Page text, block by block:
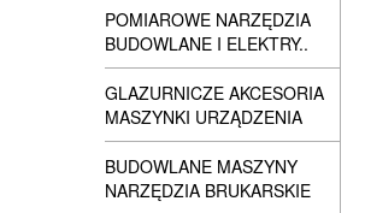
POMIAROWE NARZĘDZIA
BUDOWLANE I ELEKTRY..
GLAZURNICZE AKCESORIA
MASZYNKI URZĄDZENIA
BUDOWLANE MASZYNY
NARZĘDZIA BRUKARSKIE